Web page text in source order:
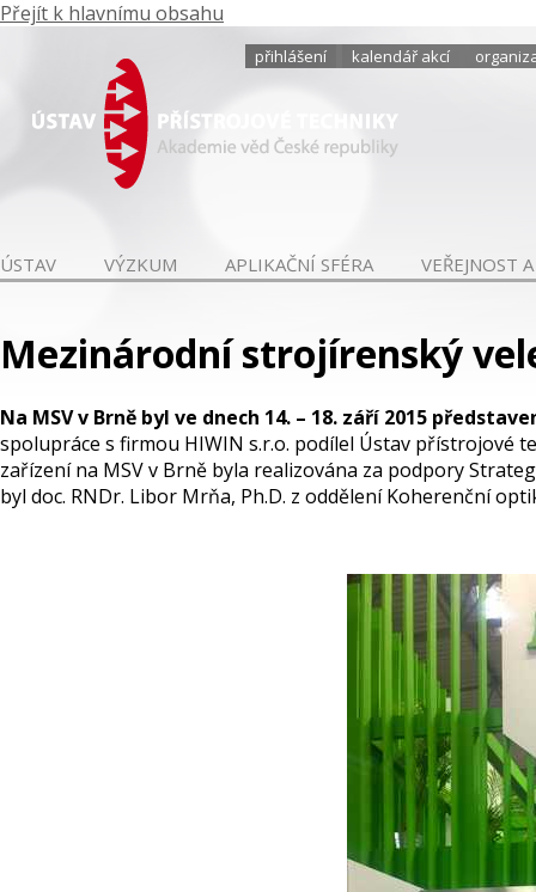
Přejít k hlavnímu obsahu
přihlášení kalendář akcí
ÚSTAV VÝZKUM APLIKAČNÍ SFÉRA VEŘEJNOST
Mezinárodní strojírenský
Na MSV v Brně byl ve dnech 14. – 18. září 2015
spolupráce s firmou HIWIN s.r.o. podílel Ústav přístrojové
zařízení na MSV v Brně byla realizována za podpory
byl doc. RNDr. Libor Mrňa, Ph.D. z oddělení Koherenční